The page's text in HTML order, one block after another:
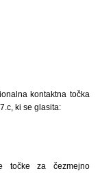
kontaktna točka
ki se glasita:
točke za čezmejno